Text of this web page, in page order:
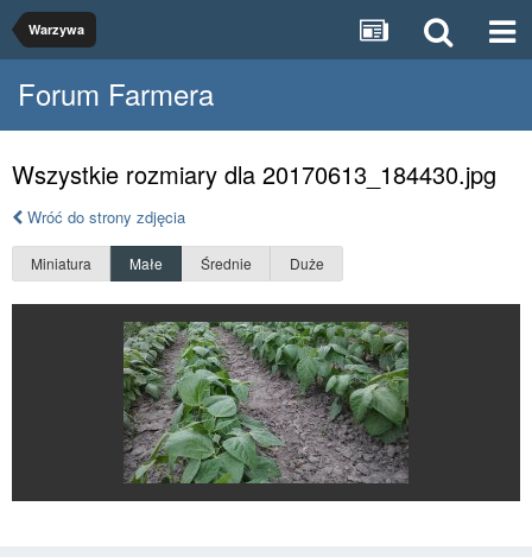
Warzywa
Forum Farmera
Wszystkie rozmiary dla 20170613_184430.jpg
Wróć do strony zdjęcia
Miniatura Małe Średnie Duże